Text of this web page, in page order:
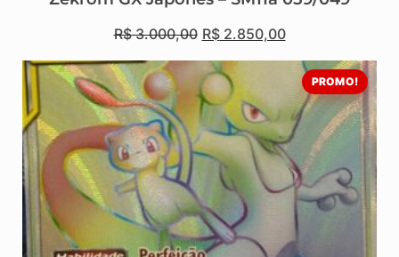
R$3.000,00 R$2.850,00
PROMO!